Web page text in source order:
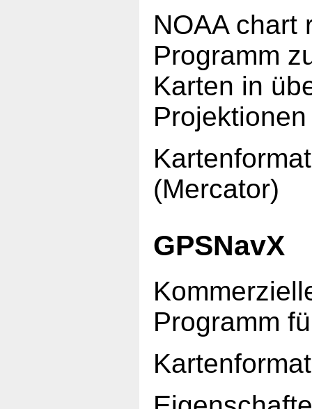
NOAA chart
Programm
Karten in
(Mercator)
GPSNavX
Programm